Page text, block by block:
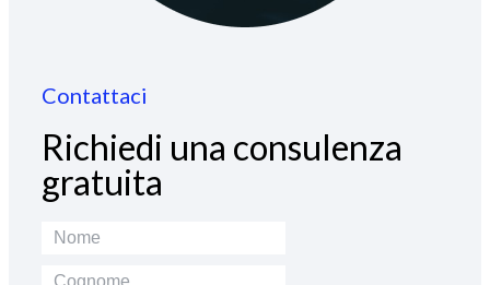
Contattaci
Richiedi una consulenza
gratuita